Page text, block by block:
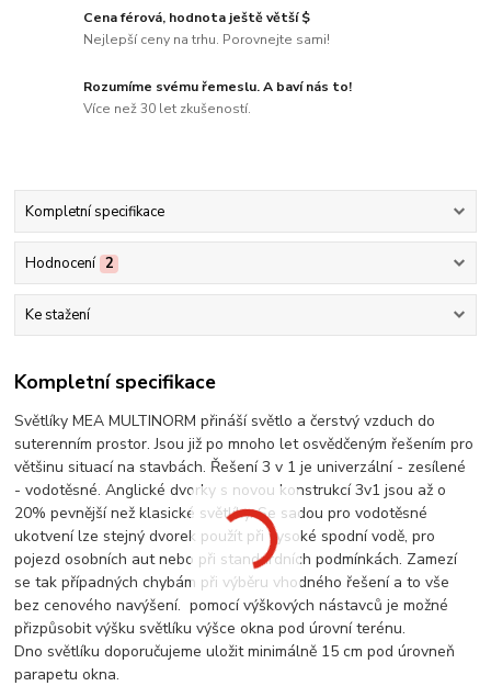
Cena férová, hodnota ještě větší $
Nejlepší ceny na trhu. Porovnejte sami!
Rozumíme svému řemeslu. A baví nás to!
Více než 30 let zkušeností.
Kompletní specifikace
Hodnocení 2
Ke stažení
Kompletní specifikace
Světlíky MEA MULTINORM přináší světlo a čerstvý vzduch do
suterenním prostor. Jsou již po mnoho let osvědčeným řešením pro
většinu situací na stavbách. Řešení 3 v 1 je univerzální - zesílené
- vodotěsné. Anglické dvorky s novou konstrukcí 3v1 jsou až o
20% pevnější než klasické světlíky. Se sadou pro vodotěsné
ukotvení lze stejný dvorek použít při vysoké spodní vodě, pro
pojezd osobních aut nebo při standardních podmínkách. Zamezí
se tak případných chybám při výběru vhodného řešení a to vše
bez cenového navýšení. pomocí výškových nástavců je možné
přizpůsobit výšku světlíku výšce okna pod úrovní terénu.
Dno světlíku doporučujeme uložit minimálně 15 cm pod úrovneň
parapetu okna.